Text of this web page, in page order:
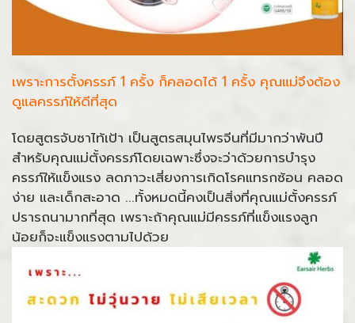
เพราะการตั้งครรภ์ 1 ครั้ง ก็คลอดได้ 1 ครั้ง คุณแม่จึงต้อง
ดูแลครรภ์ให้ดีที่สุด
โดยสูตรจับซาไท้เป้า เป็นสูตรสมุนไพรจีนที่มีมากว่าพันปี
สำหรับคุณแม่ตั้งครรภ์โดยเฉพาะซึ่งจะว่าด้วยการบำรุง
ครรภ์ให้แข็งแรง ลดภาวะเสี่ยงการเกิดโรคแทรกซ้อน คลอด
ง่าย และเด็กสะอาด ...ทั้งหมดนี้คงเป็นสิ่งที่คุณแม่ตั้งครรภ์
ปรารถนามากที่สุด เพราะถ้าคุณแม่มีครรภ์ที่แข็งแรงลูก
น้อยก็จะแข็งแรงตามไปด้วย